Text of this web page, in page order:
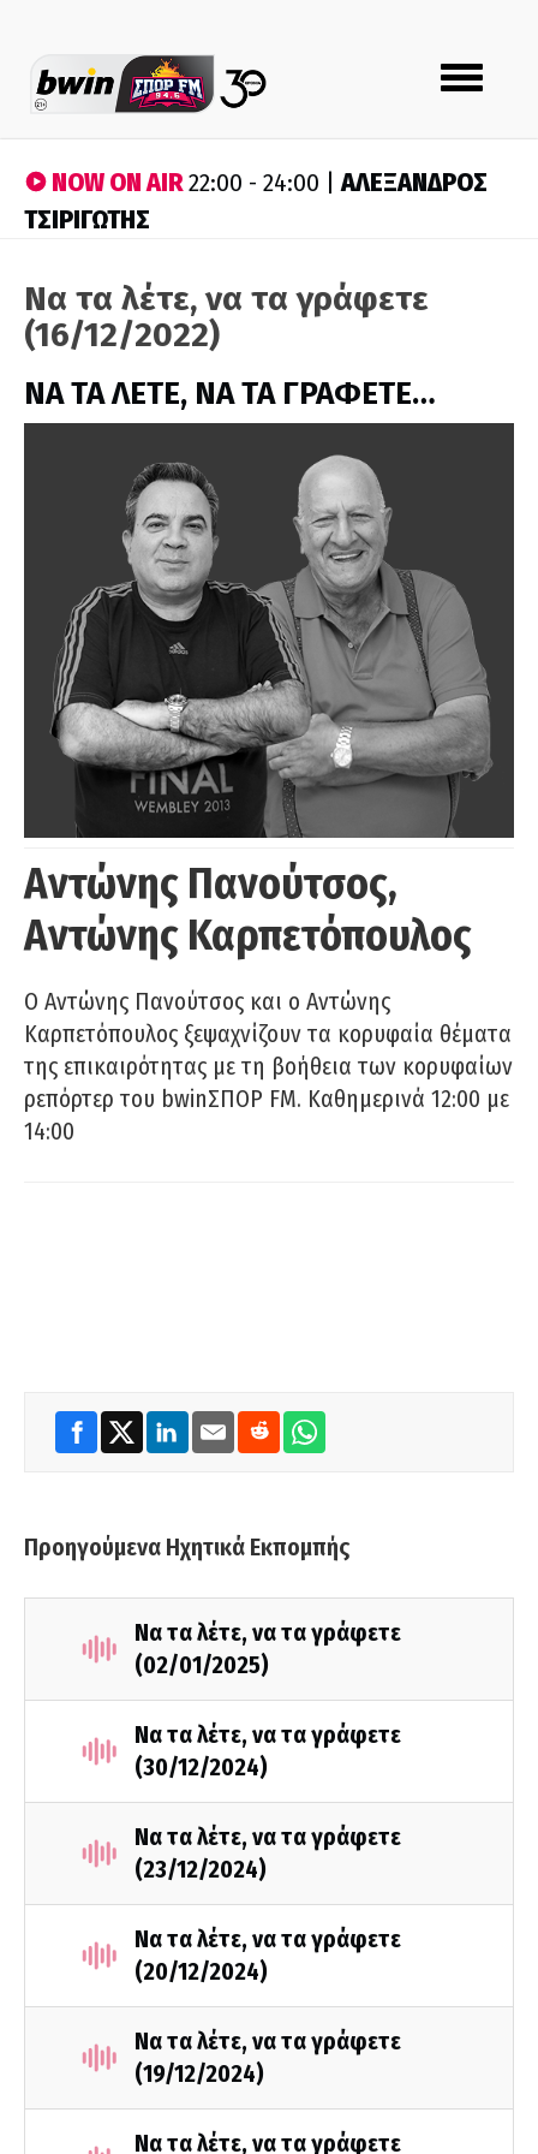
Toggle
navigation
NOW ON AIR22:00 - 24:00 |ΑΛΕΞΑΝΔΡΟΣ
ΤΣΙΡΙΓΩΤΗΣ
Να τα λέτε, να τα γράφετε
(16/12/2022)
ΝΑ ΤΑ ΛΕΤΕ, ΝΑ ΤΑ ΓΡΑΦΕΤΕ…
Αντώνης Πανούτσος,
Αντώνης Καρπετόπουλος
Ο Αντώνης Πανούτσος και ο Αντώνης
Καρπετόπουλος ξεψαχνίζουν τα κορυφαία θέματα
της επικαιρότητας με τη βοήθεια των κορυφαίων
ρεπόρτερ του bwinΣΠΟΡ FM. Καθημερινά 12:00 με
14:00
Προηγούμενα Ηχητικά Εκπομπής
Να τα λέτε, να τα γράφετε
(02/01/2025)
Να τα λέτε, να τα γράφετε
(30/12/2024)
Να τα λέτε, να τα γράφετε
(23/12/2024)
Να τα λέτε, να τα γράφετε
(20/12/2024)
Να τα λέτε, να τα γράφετε
(19/12/2024)
Να τα λέτε, να τα γράφετε